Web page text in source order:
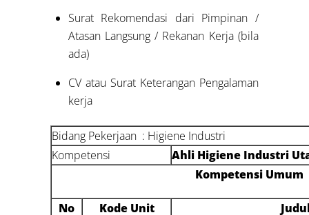
Surat Rekomendasi dari Pimpinan /
Atasan Langsung / Rekanan Kerja (bila
ada)
CV atau Surat Keterangan Pengalaman
kerja
Bidang Pekerjaan : Higiene Industri
Kompetensi
Ahli Higiene Industri
Kompetensi Umum
No Kode Unit